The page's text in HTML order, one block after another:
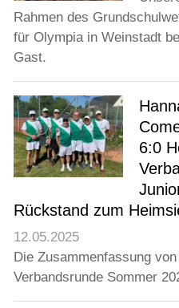
Rahmen des
für Olympia in Weinstadt
Gast.
6:0
Rückstand zum
12.05.2025
Die Zusammenfassung
Verbandsrunde Sommer